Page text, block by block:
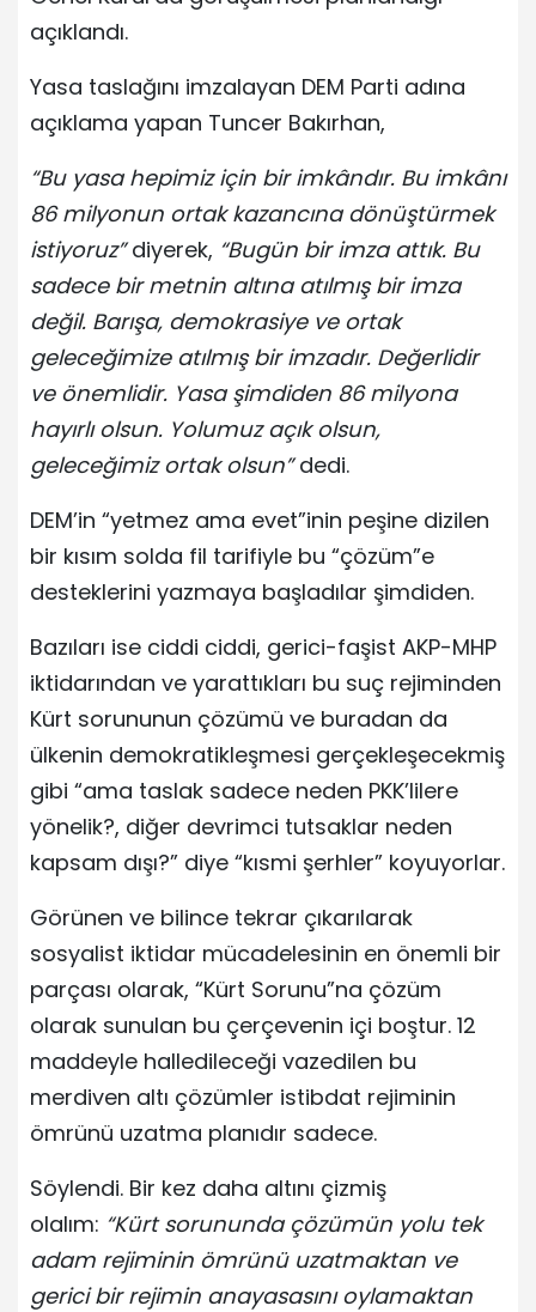
açıklandı.
Yasa taslağını imzalayan DEM Parti adına
açıklama yapan Tuncer Bakırhan,
“Bu yasa hepimiz için bir imkândır. Bu imkânı
86 milyonun ortak kazancına dönüştürmek
istiyoruz”diyerek, “Bugün bir imza attık. Bu
sadece bir metnin altına atılmış bir imza
değil. Barışa, demokrasiye ve ortak
geleceğimize atılmış bir imzadır. Değerlidir
ve önemlidir. Yasa şimdiden 86 milyona
hayırlı olsun. Yolumuz açık olsun,
geleceğimiz ortak olsun”dedi.
DEM’in “yetmez ama evet”inin peşine dizilen
bir kısım solda fil tarifiyle bu “çözüm”e
desteklerini yazmaya başladılar şimdiden.
Bazıları ise ciddi ciddi, gerici-faşist AKP-MHP
iktidarından ve yarattıkları bu suç rejiminden
Kürt sorununun çözümü ve buradan da
ülkenin demokratikleşmesi gerçekleşecekmiş
gibi “ama taslak sadece neden PKK’lilere
yönelik?, diğer devrimci tutsaklar neden
kapsam dışı?” diye “kısmi şerhler” koyuyorlar.
Görünen ve bilince tekrar çıkarılarak
sosyalist iktidar mücadelesinin en önemli bir
parçası olarak, “Kürt Sorunu”na çözüm
olarak sunulan bu çerçevenin içi boştur. 12
maddeyle halledileceği vazedilen bu
merdiven altı çözümler istibdat rejiminin
ömrünü uzatma planıdır sadece.
Söylendi. Bir kez daha altını çizmiş
olalım: “Kürt sorununda çözümün yolu tek
adam rejiminin ömrünü uzatmaktan ve
gerici bir rejimin anayasasını oylamaktan